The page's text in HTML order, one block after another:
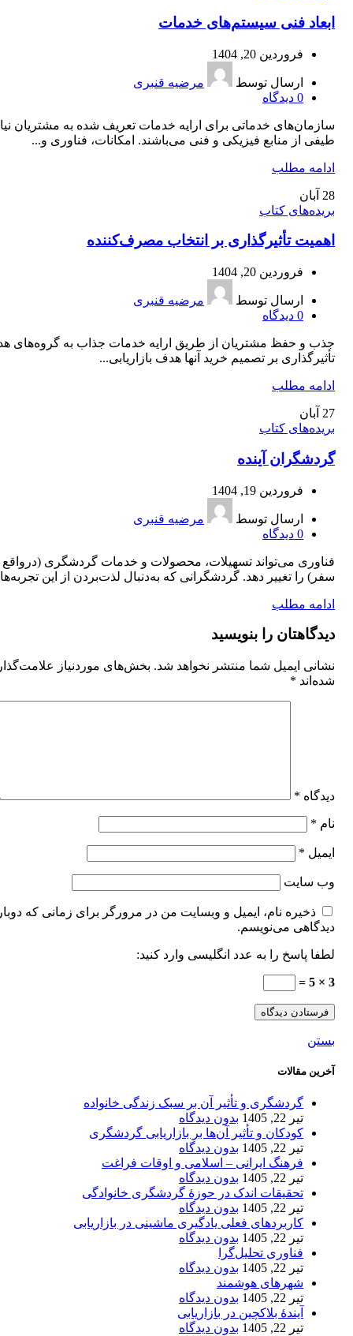
ابعاد فنی سیستم‌های خدمات
فروردین 20, 1404
ارسال توسط
مرضیه قنبری
0 دیدگاه
سازمان‌های خدماتی برای ارایه خدمات تعریف شده به مشتریان
طیفی از منابع فیزیکی و فنی می‌باشند. امکانات، فناوری و...
ادامه مطلب
28 آبان
بریده‌های کتاب
اهمیت تأثیرگذاری بر انتخاب مصرف‌کننده
فروردین 20, 1404
ارسال توسط
مرضیه قنبری
0 دیدگاه
جذب و حفظ مشتریان از طریق ارایه خدمات جذاب به گروه‌های
تأثیرگذاری بر تصمیم خرید آنها هدف بازاریابی...
ادامه مطلب
27 آبان
بریده‌های کتاب
گردشگران آینده
فروردین 19, 1404
ارسال توسط
مرضیه قنبری
0 دیدگاه
فناوری می‌تواند تسهیلات، محصولات و خدمات گردشگری (درواقع
سفر) را تغییر دهد. گردشگرانی که به‌دنبال لذت‌بردن از این
ادامه مطلب
دیدگاهتان را بنویسید
نشانی ایمیل شما منتشر نخواهد شد. بخش‌های موردنیاز
شده‌اند *
دیدگاه *
نام *
ایمیل *
وب‌ سایت
ذخیره نام، ایمیل و وبسایت من در مرورگر برای زمانی که
دیدگاهی می‌نویسم.
لطفا پاسخ را به عدد انگلیسی وارد کنید:
3 × 5 =
بستن
آخرین مقالات
گردشگری و تأثیر آن بر سبک زندگی خانواده
تیر 22, 1405
بدون دیدگاه
کودکان و تأثیر آن‌ها بر بازاریابی گردشگری
تیر 22, 1405
بدون دیدگاه
فرهنگ ایرانی – اسلامی و اوقات فراغت
تیر 22, 1405
بدون دیدگاه
تحقیقات اندک در حوزۀ گردشگری خانوادگی
تیر 22, 1405
بدون دیدگاه
کاربردهای فعلی یادگیری ماشینی در بازاریابی
تیر 22, 1405
بدون دیدگاه
فناوری تحلیل‌گرا
تیر 22, 1405
بدون دیدگاه
شهرهای هوشمند
تیر 22, 1405
بدون دیدگاه
آیندۀ بلاکچین در بازاریابی
تیر 22, 1405
بدون دیدگاه